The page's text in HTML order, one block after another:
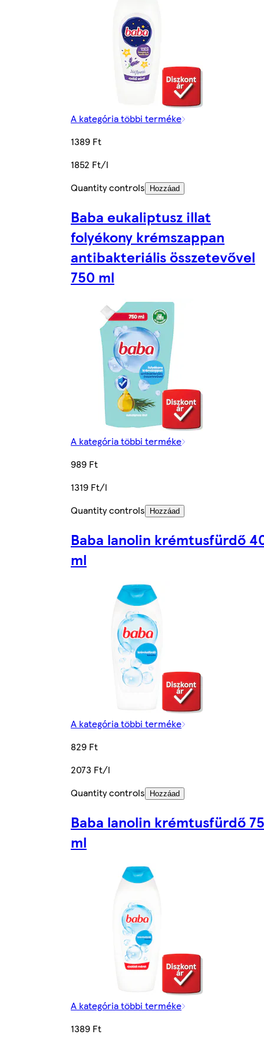
A kategória többi terméke
1389 Ft
1852 Ft/l
Quantity controls
Hozzáad
Baba eukaliptusz illat
folyékony krémszappan
antibakteriális összetevővel
750 ml
A kategória többi terméke
989 Ft
1319 Ft/l
Quantity controls
Hozzáad
Baba lanolin krémtusfürdő
ml
A kategória többi terméke
829 Ft
2073 Ft/l
Quantity controls
Hozzáad
Baba lanolin krémtusfürdő
ml
A kategória többi terméke
1389 Ft